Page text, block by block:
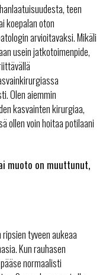
teen
koepalan oton
arvioitavaksi. Mikäli
usein jatkotoimenpide,
Olen aiemmin
kasvainten kirurgiaa,
ollen voin hoitaa potilaani
muoto on muuttunut,
tyveen aukeaa
Kun rauhasen
normaalisti